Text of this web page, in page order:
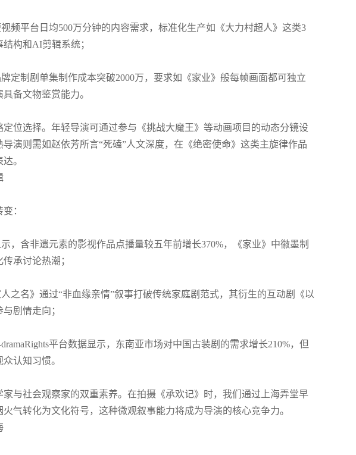
频平台日均500万分钟的内容需求，标准化生产如《大力村超人》这类3
构和AI剪辑系统；
定制剧单集制作成本突破2000万，要求如《家业》般每帧画面都可独立
备文物鉴赏能力。
位选择。年轻导演可通过参与《挑战大魔王》等动画项目的动态分镜设
演则需如赵依芳所言“死磕”人文深度，在《绝密使命》这类主旋律作品
。
：
，含非遗元素的影视作品点播量较五年前增长370%，《家业》中徽墨制
承讨论热潮；
之名》通过“非血缘亲情”叙事打破传统家庭剧范式，其衍生的互动剧《以
剧情走向；
平台数据显示，东南亚市场对中国古装剧的需求增长210%，但
认知习惯。
与社会观察家的双重素养。在拍摄《承欢记》时，我们通过上海弄堂早
气转化为文化符号，这种微观叙事能力将成为导演的核心竞争力。